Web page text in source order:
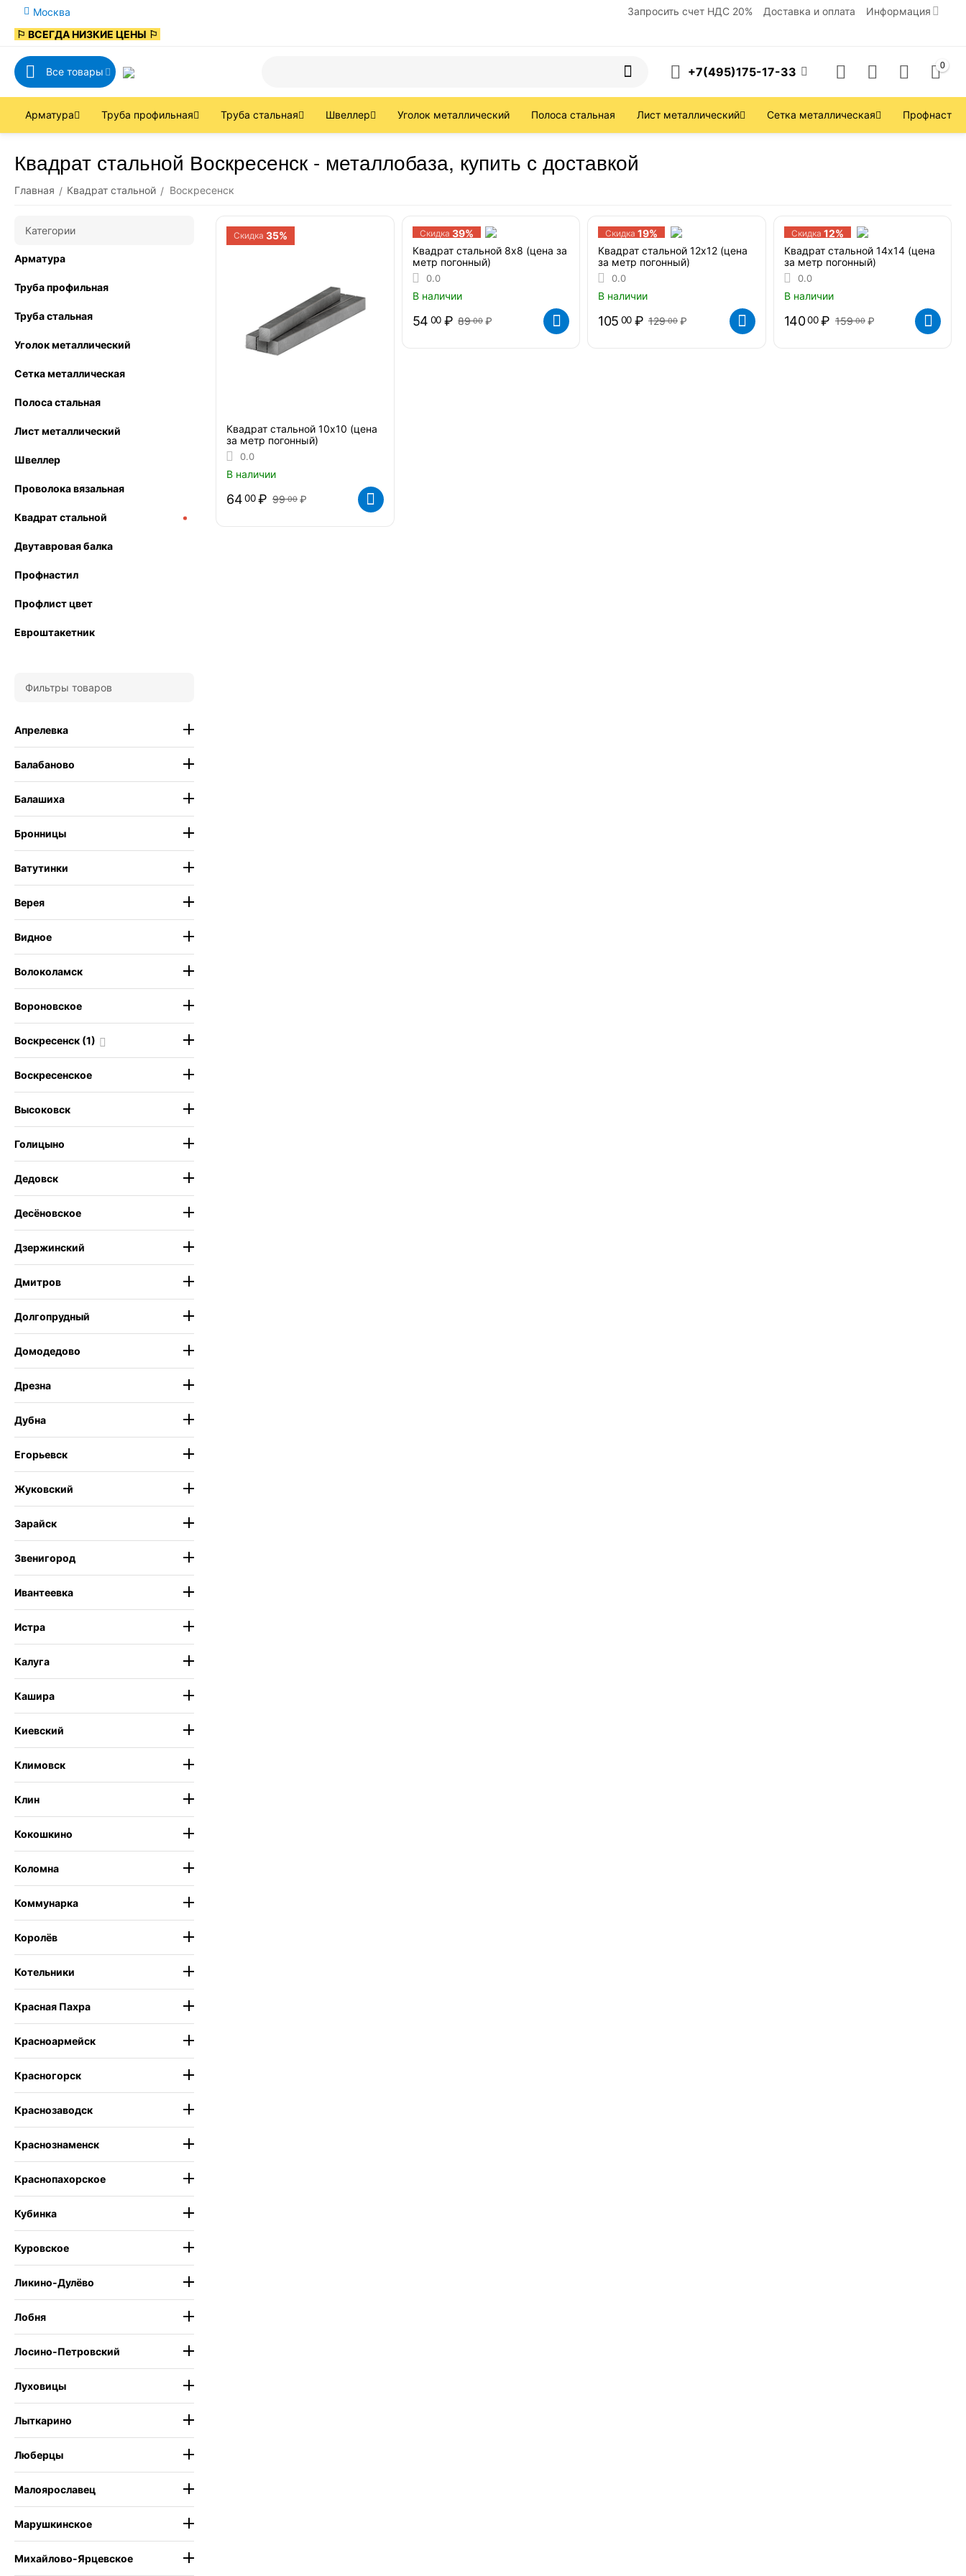
Москва
⚐ ВСЕГДА НИЗКИЕ ЦЕНЫ ⚐
Запросить счет НДС 20% Доставка и оплата Информация
Все товары +7(495)175-17-33 0
Арматура Труба профильная Труба стальная Швеллер Уголок металлический Полоса стальная Лист металлический Сетка металлическая Профнастил
Квадрат стальной Воскресенск - металлобаза, купить с доставкой
Главная / Квадрат стальной / Воскресенск
Скидка 35%
Квадрат стальной 10х10 (цена
за метр погонный)
0.0
В наличии
99 00 ₽
6400 ₽
Скидка 39%
Квадрат стальной 8х8 (цена за
метр погонный)
0.0
В наличии
89 00 ₽
54 00 ₽
Скидка 19%
Квадрат стальной 12х12 (цена
за метр погонный)
0.0
В наличии
129 00 ₽
105 00 ₽
Скидка 12%
Квадрат стальной 14х14 (цена
за метр погонный)
0.0
В наличии
159 00 ₽
14000 ₽
Категории
Арматура
Труба профильная
Труба стальная
Уголок металлический
Сетка металлическая
Полоса стальная
Лист металлический
Швеллер
Проволока вязальная
Квадрат стальной
Двутавровая балка
Профнастил
Профлист цвет
Евроштакетник
Фильтры товаров
Апрелевка
Балабаново
Балашиха
Бронницы
Ватутинки
Верея
Видное
Волоколамск
Вороновское
Воскресенск (1)
Воскресенское
Высоковск
Голицыно
Дедовск
Десёновское
Дзержинский
Дмитров
Долгопрудный
Домодедово
Дрезна
Дубна
Егорьевск
Жуковский
Зарайск
Звенигород
Ивантеевка
Истра
Калуга
Кашира
Киевский
Климовск
Клин
Кокошкино
Коломна
Коммунарка
Королёв
Котельники
Красная Пахра
Красноармейск
Красногорск
Краснозаводск
Краснознаменск
Краснопахорское
Кубинка
Куровское
Ликино-Дулёво
Лобня
Лосино-Петровский
Луховицы
Лыткарино
Люберцы
Малоярославец
Марушкинское
Михайлово-Ярцевское